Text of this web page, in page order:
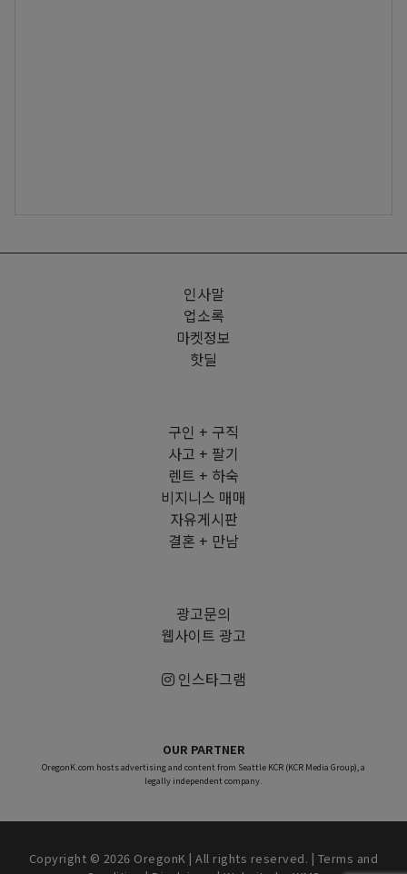
인사말
업소록
마켓정보
핫딜
구인 + 구직
사고 + 팔기
렌트 + 하숙
비지니스 매매
자유게시판
결혼 + 만남
광고문의
웹사이트 광고
인스타그램
OUR PARTNER
OregonK.com hosts advertising and content from Seattle KCR (KCR Media Group), a
legally independent company.
Copyright © 2026 OregonK | All rights reserved. | Terms and